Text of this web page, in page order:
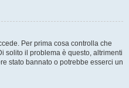
Per prima cosa controlla che
solito il problema è questo, altrimenti
stato bannato o potrebbe esserci un